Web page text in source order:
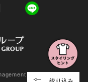
Co., Ltd.